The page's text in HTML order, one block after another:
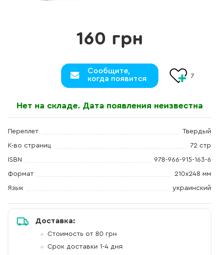
160 грн
Сообщите,
когда появится
7
Нет на складе. Дата появления неизвестна
Переплет Твердый
К-во страниц 72 стр
ISBN 978-966-915-163-6
Формат 210х248 мм
Язык украинский
Доставка:
Стоимость от 80 грн
Срок доставки 1-4 дня